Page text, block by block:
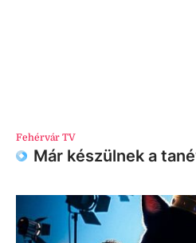
Fehérvár TV
Már készülnek a